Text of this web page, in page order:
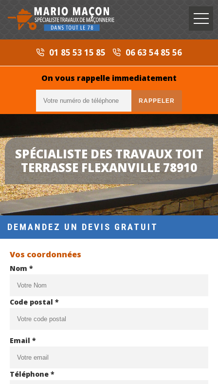
01 85 53 15 85 06 63 54 85 56
On vous rappelle immediatement
SPÉCIALISTE DES TRAVAUX TOIT
TERRASSE FLEXANVILLE 78910
DEMANDEZ UN DEVIS GRATUIT
Vos coordonnées
Nom *
Code postal *
Email *
Téléphone *